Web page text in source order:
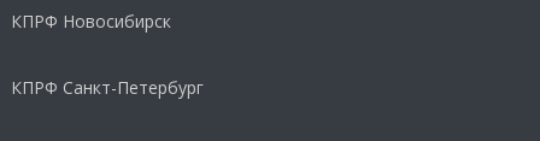
КПРФ Новосибирск
КПРФ Санкт-Петербург